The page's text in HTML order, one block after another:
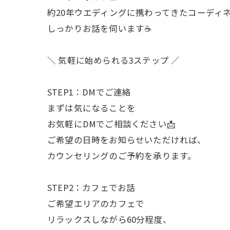
約20年ウエディングに携わってきたコーディ
しっかりお話を伺います☕️
＼ 気軽に始められる3ステップ ／
STEP1：DMでご連絡
まずは気になることを
お気軽にDMでご相談ください📩
ご希望の日時をお知らせいただければ、
カウンセリングのご予約を承ります。
STEP2：カフェでお話
ご希望エリアのカフェで
リラックスしながら60分程度、